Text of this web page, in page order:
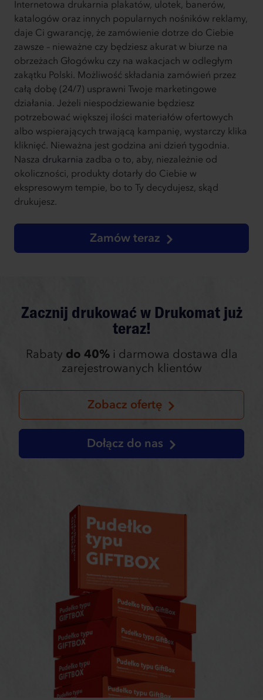
Internetowa drukarnia plakatów, ulotek, banerów,
katalogów oraz innych popularnych nośników reklamy,
daje Ci gwarancję, że zamówienie dotrze do Ciebie
zawsze – nieważne czy będziesz akurat w biurze na
obrzeżach Głogówku czy na wakacjach w odległym
zakątku Polski. Możliwość składania zamówień przez
całą dobę (24/7) usprawni Twoje marketingowe
działania. Jeżeli niespodziewanie będziesz
potrzebować większej ilości materiałów ofertowych
albo wspierających trwającą kampanię, wystarczy klika
kliknięć. Nieważna jest godzina ani dzień tygodnia.
Nasza drukarnia zadba o to, aby, niezależnie od
okoliczności, produkty dotarły do Ciebie w
ekspresowym tempie, bo to Ty decydujesz, skąd
drukujesz.
Zamów teraz
Zacznij drukować w Drukomat już
teraz!
Rabaty do 40%i darmowa dostawa dla
zarejestrowanych klientów
Zobacz ofertę
Dołącz do nas